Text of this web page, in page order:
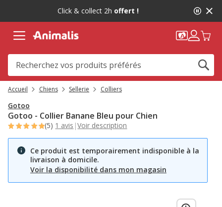
message,
Click & collect 2h offert !
Accueil Chiens Sellerie Colliers
Gotoo
Gotoo - Collier Banane Bleu pour Chien
(5) 1 avis |Voir description
Ce produit est temporairement indisponible à la
livraison à domicile.
Voir la disponibilité dans mon magasin